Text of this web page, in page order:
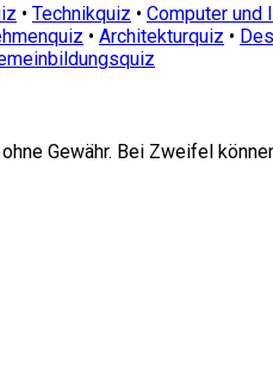
• Technikquiz • Computer und
• Architekturquiz •
Gewähr. Bei Zweifel